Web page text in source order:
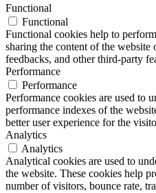
Functional
Functional
Functional cookies help to
sharing the content of the
feedbacks, and other third-party
Performance
Performance
Performance cookies are used to
performance indexes of the
better user experience for the
Analytics
Analytics
Analytical cookies are used to
the website. These cookies help
number of visitors, bounce rate,